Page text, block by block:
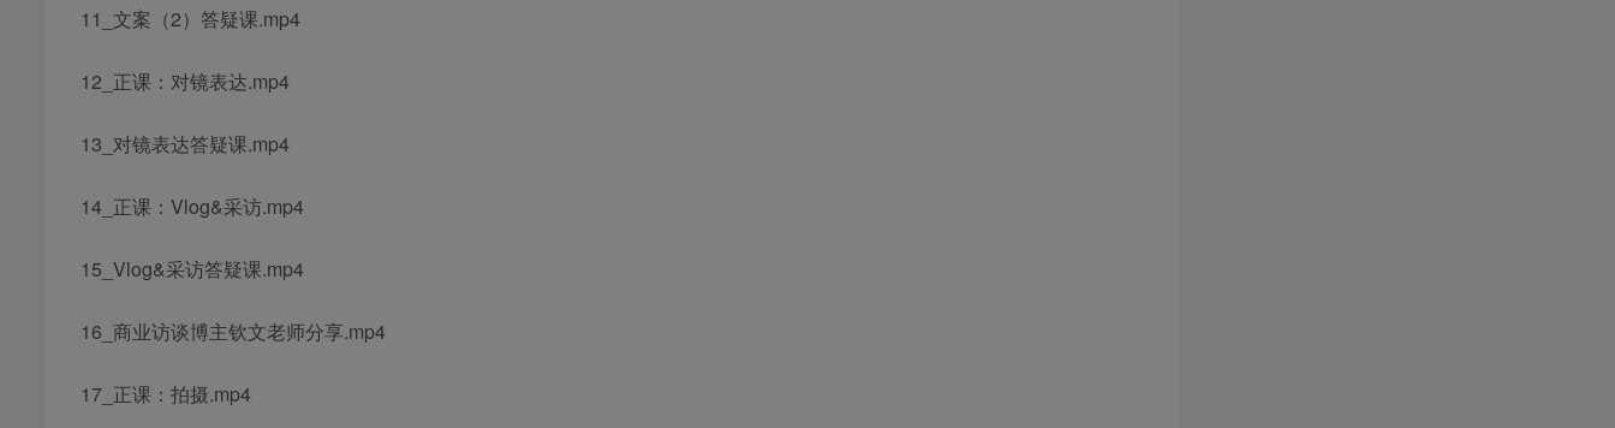
11_文案（2）答疑课.mp4
12_正课：对镜表达.mp4
13_对镜表达答疑课.mp4
14_正课：Vlog&采访.mp4
15_Vlog&采访答疑课.mp4
16_商业访谈博主钦文老师分享.mp4
17_正课：拍摄.mp4